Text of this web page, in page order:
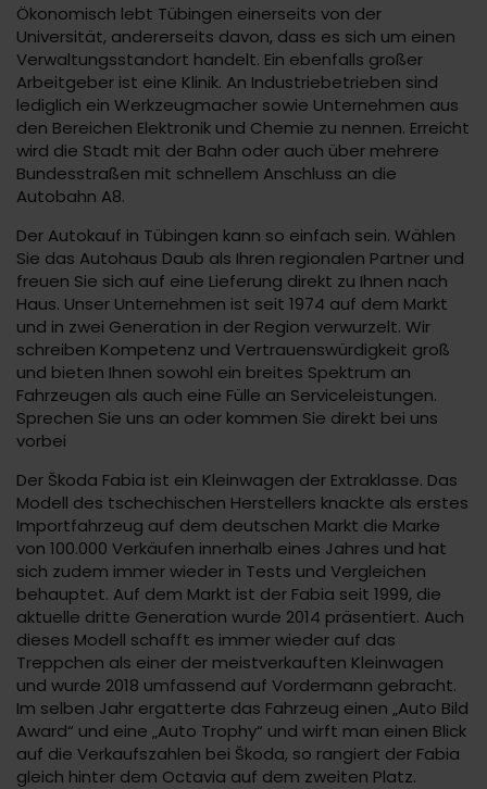
Ökonomisch lebt Tübingen einerseits von der
Universität, andererseits davon, dass es sich um einen
Verwaltungsstandort handelt. Ein ebenfalls großer
Arbeitgeber ist eine Klinik. An Industriebetrieben sind
lediglich ein Werkzeugmacher sowie Unternehmen aus
den Bereichen Elektronik und Chemie zu nennen. Erreicht
wird die Stadt mit der Bahn oder auch über mehrere
Bundesstraßen mit schnellem Anschluss an die
Autobahn A8.
Der Autokauf in Tübingen kann so einfach sein. Wählen
Sie das Autohaus Daub als Ihren regionalen Partner und
freuen Sie sich auf eine Lieferung direkt zu Ihnen nach
Haus. Unser Unternehmen ist seit 1974 auf dem Markt
und in zwei Generation in der Region verwurzelt. Wir
schreiben Kompetenz und Vertrauenswürdigkeit groß
und bieten Ihnen sowohl ein breites Spektrum an
Fahrzeugen als auch eine Fülle an Serviceleistungen.
Sprechen Sie uns an oder kommen Sie direkt bei uns
vorbei
Der Škoda Fabia ist ein Kleinwagen der Extraklasse. Das
Modell des tschechischen Herstellers knackte als erstes
Importfahrzeug auf dem deutschen Markt die Marke
von 100.000 Verkäufen innerhalb eines Jahres und hat
sich zudem immer wieder in Tests und Vergleichen
behauptet. Auf dem Markt ist der Fabia seit 1999, die
aktuelle dritte Generation wurde 2014 präsentiert. Auch
dieses Modell schafft es immer wieder auf das
Treppchen als einer der meistverkauften Kleinwagen
und wurde 2018 umfassend auf Vordermann gebracht.
Im selben Jahr ergatterte das Fahrzeug einen „Auto Bild
Award“ und eine „Auto Trophy“ und wirft man einen Blick
auf die Verkaufszahlen bei Škoda, so rangiert der Fabia
gleich hinter dem Octavia auf dem zweiten Platz.